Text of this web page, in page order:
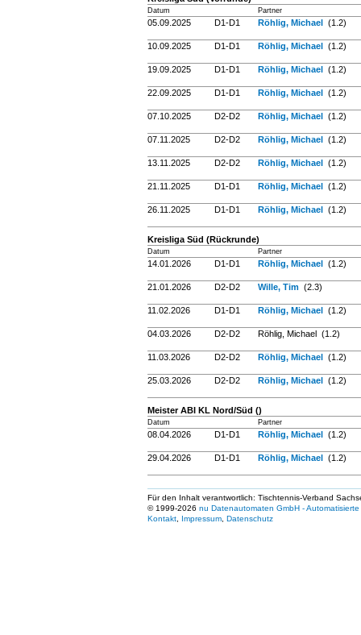
Datum Partner
05.09.2025 D1-D1 Röhlig, Michael (1.2)
10.09.2025 D1-D1 Röhlig, Michael (1.2)
19.09.2025 D1-D1 Röhlig, Michael (1.2)
22.09.2025 D1-D1 Röhlig, Michael (1.2)
07.10.2025 D2-D2 Röhlig, Michael (1.2)
07.11.2025 D2-D2 Röhlig, Michael (1.2)
13.11.2025 D2-D2 Röhlig, Michael (1.2)
21.11.2025 D1-D1 Röhlig, Michael (1.2)
26.11.2025 D1-D1 Röhlig, Michael (1.2)
Kreisliga Süd (Rückrunde)
Datum Partner
14.01.2026 D1-D1 Röhlig, Michael (1.2)
21.01.2026 D2-D2 Wille, Tim (2.3)
11.02.2026 D1-D1 Röhlig, Michael (1.2)
04.03.2026 D2-D2 Röhlig, Michael (1.2)
11.03.2026 D2-D2 Röhlig, Michael (1.2)
25.03.2026 D2-D2 Röhlig, Michael (1.2)
Meister ABI KL Nord/Süd ()
Datum Partner
08.04.2026 D1-D1 Röhlig, Michael (1.2)
29.04.2026 D1-D1 Röhlig, Michael (1.2)
Für den Inhalt verantwortlich: Tischtennis-Verband
© 1999-2026 nu Datenautomaten GmbH -
Kontakt
Impressum Datenschutz